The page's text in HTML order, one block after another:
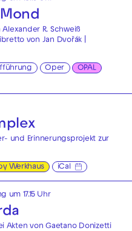
R. Schweiß
von Jan Dvořák |
Oper
OPAL
und Erinnerungsprojekt zur
Werkhaus iCal
um 17.15 Uhr
Akten von Gaetano Donizetti